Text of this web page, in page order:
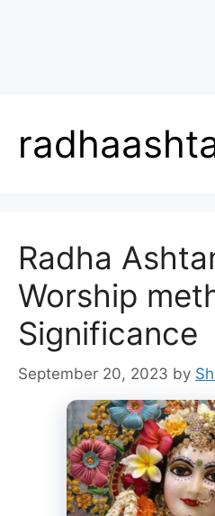
Radha
Worship
Significance
September 20, 2023 by